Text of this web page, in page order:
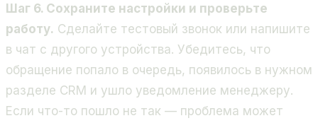
Шаг 6. Сохраните настройки и проверьте
работу. Сделайте тестовый звонок или напишите
в чат с другого устройства. Убедитесь, что
обращение попало в очередь, появилось в нужном
разделе CRM и ушло уведомление менеджеру.
Если что-то пошло не так — проблема может